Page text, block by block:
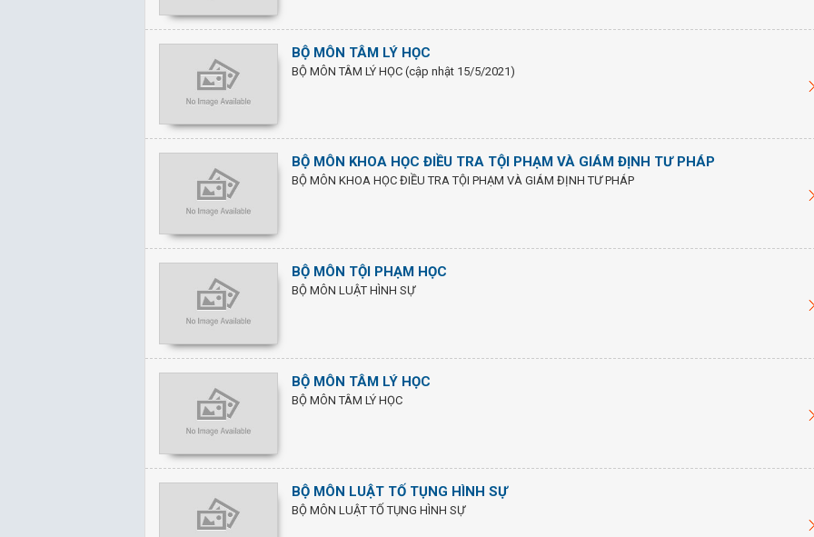
BỘ MÔN TÂM LÝ HỌC
BỘ MÔN TÂM LÝ HỌC (cập nhật 15/5/2021)
BỘ MÔN KHOA HỌC ĐIỀU TRA TỘI PHẠM VÀ GIÁM ĐỊNH TƯ PHÁP
BỘ MÔN KHOA HỌC ĐIỀU TRA TỘI PHẠM VÀ GIÁM ĐỊNH TƯ PHÁP
BỘ MÔN TỘI PHẠM HỌC
BỘ MÔN LUẬT HÌNH SỰ
BỘ MÔN TÂM LÝ HỌC
BỘ MÔN TÂM LÝ HỌC
BỘ MÔN LUẬT TỐ TỤNG HÌNH SỰ
BỘ MÔN LUẬT TỐ TỤNG HÌNH SỰ